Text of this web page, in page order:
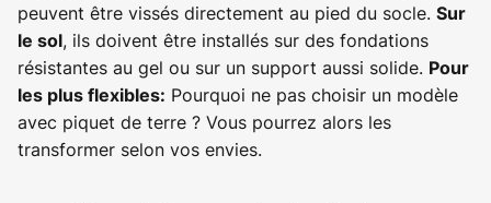
peuvent être vissés directement au pied du socle. Sur
le sol, ils doivent être installés sur des fondations
résistantes au gel ou sur un support aussi solide. Pour
les plus flexibles: Pourquoi ne pas choisir un modèle
avec piquet de terre ? Vous pourrez alors les
transformer selon vos envies.